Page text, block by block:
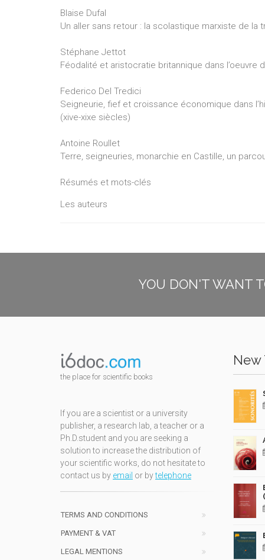
Blaise Dufal
Un aller sans retour : la scolastique marxiste de la
Stéphane Jettot
Féodalité et aristocratie britannique dans l’oeuvre
Federico Del Tredici
Seigneurie, fief et croissance économique dans
(xive-xixe siècles)
Antoine Roullet
Terre, seigneuries, monarchie en Castille, un
Résumés et mots-clés
Les auteurs
YOU DON'T WANT
the place for scientific books
If you are a scientist or a university
publisher, a research lab, a teacher or a
Ph.D.student and you are seeking a
solution to increase the distribution of
your scientific works, do not hesitate to
contact us by email or bytelephone
TERMS AND CONDITIONS
PAYMENT & VAT
LEGAL MENTIONS
New